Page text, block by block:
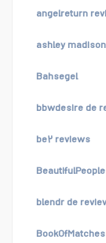
angelreturn
ashley
Bahsegel
bbwdesire de
be۲ reviews
blendr de